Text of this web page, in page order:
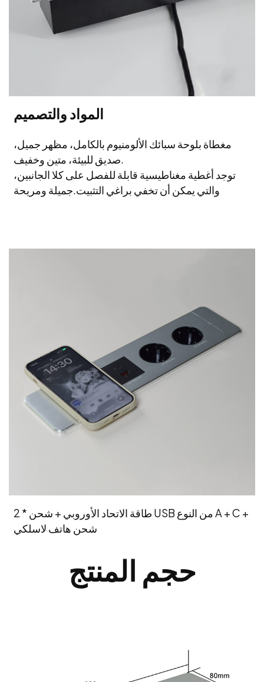
المواد والتصميم
مغطاة بلوحة سبائك الألومنيوم بالكامل، مظهر جميل،
صديق للبيئة، متين وخفيف.
توجد أغطية مغناطيسية قابلة للفصل على كلا الجانبين،
والتي يمكن أن تخفي براغي التثبيت.جميلة ومريحة
2 * طاقة الاتحاد الأوروبي + شحن USB من النوع A + C +
شحن هاتف لاسلكي
حجم المنتج